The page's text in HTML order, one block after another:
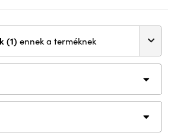
Egyéb változatok (1) ennek a terméknek